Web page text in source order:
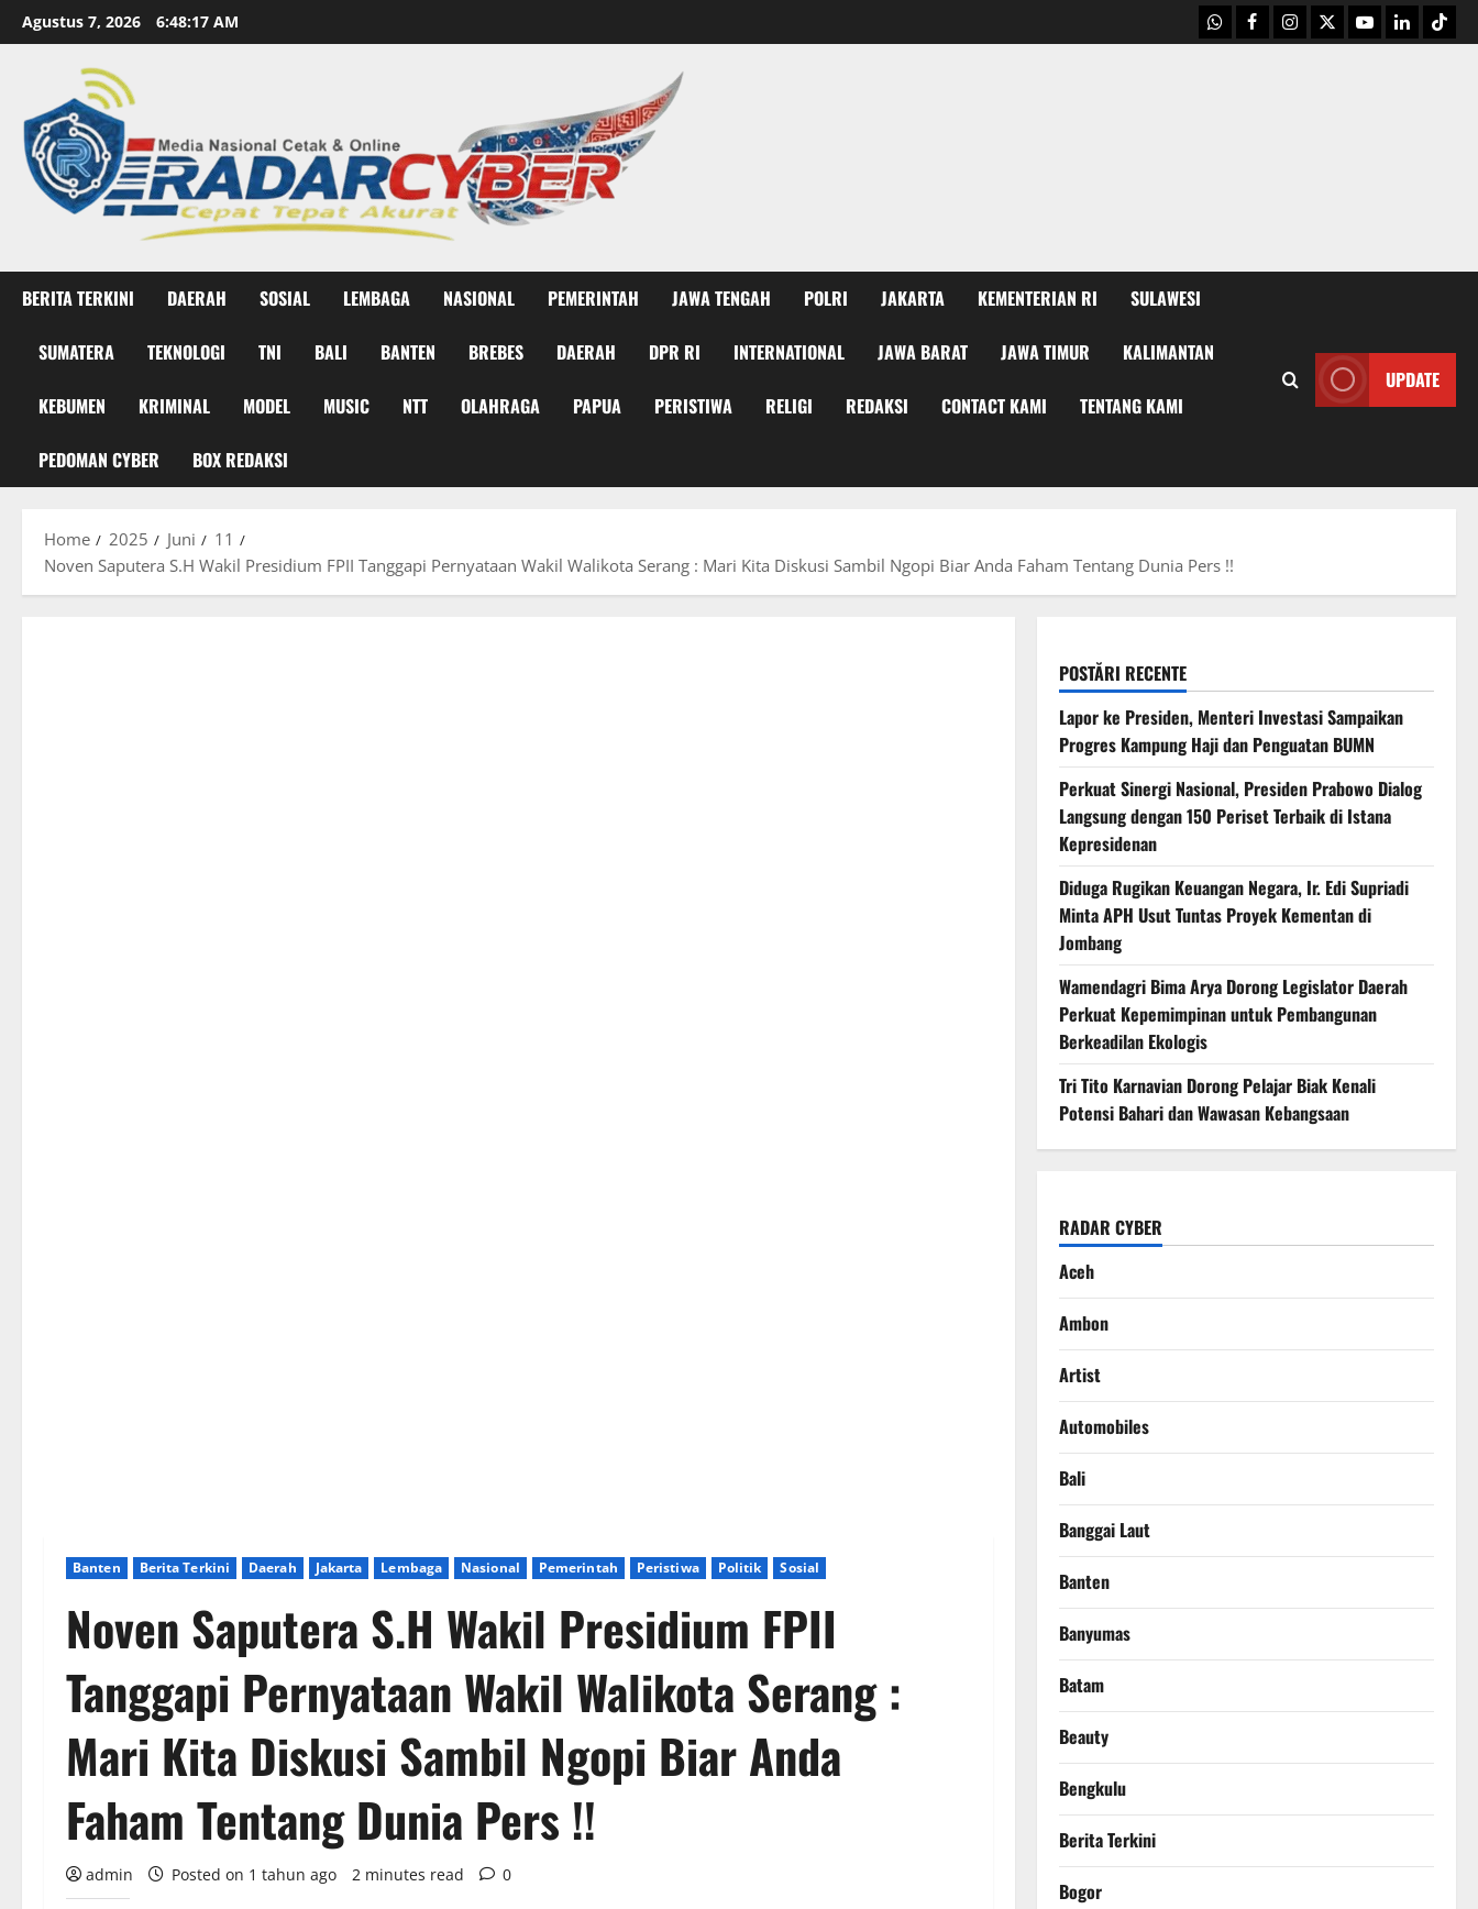
Skip
to
Agustus 7, 2026 6:48:19 AM WhatsApp
Facebook
Instagram
X Youtubelinkedin
BERITA TERKINI DAERAH SOSIAL LEMBAGA NASIONAL PEMERINTAH JAWA TENGAH POLRI JAKARTA KEMENTERIAN RI SULAWESI
SUMATERA TEKNOLOGI TNI BALI BANTEN BREBES DAERAH DPR RI INTERNATIONAL JAWA BARAT JAWA TIMUR KALIMANTAN
KEBUMEN KRIMINAL MODEL MUSIC NTT OLAHRAGA PAPUA PERISTIWA RELIGI REDAKSI CONTACT KAMI TENTANG KAMI
PEDOMAN CYBER BOX REDAKSI
UPDATE
Home 2025 Juni
11
Noven Saputera S.H Wakil Presidium FPII Tanggapi Pernyataan Wakil Walikota Serang : Mari Kita Diskusi Sambil Ngopi Biar Anda Faham Tentang Dunia Pers !!
Banten Berita Terkini Daerah Jakarta Lembaga Nasional Pemerintah Peristiwa Politik Sosial
Noven Saputera S.H Wakil Presidium FPII
Tanggapi Pernyataan Wakil Walikota Serang :
Mari Kita Diskusi Sambil Ngopi Biar Anda
Faham Tentang Dunia Pers !!
admin Posted on 1 tahun ago 2 minutes read 0
POSTĂRI RECENTE
Lapor ke Presiden, Menteri Investasi Sampaikan
Progres Kampung Haji dan Penguatan BUMN
Perkuat Sinergi Nasional, Presiden Prabowo Dialog
Langsung dengan 150 Periset Terbaik di Istana
Kepresidenan
Diduga Rugikan Keuangan Negara, Ir. Edi Supriadi
Minta APH Usut Tuntas Proyek Kementan di
Jombang
Wamendagri Bima Arya Dorong Legislator Daerah
Perkuat Kepemimpinan untuk Pembangunan
Berkeadilan Ekologis
Tri Tito Karnavian Dorong Pelajar Biak Kenali
Potensi Bahari dan Wawasan Kebangsaan
RADAR CYBER
Aceh
Ambon
Artist
Automobiles
Bali
Banggai Laut
Banten
Banyumas
Batam
Beauty
Bengkulu
Berita Terkini
Bogor